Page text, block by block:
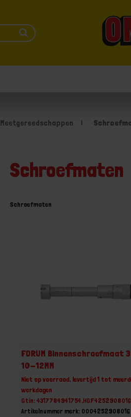
Meetgereedschappen
Schroefmaten
Schroefmaten
FORUM Binnenschroefmaat
10-12MM
Niet op voorraad, levertijd 1 tot
werkdagen
Gtin: 4317784941754,HGF4252908016
Artikelnummer merk: 0004252908016